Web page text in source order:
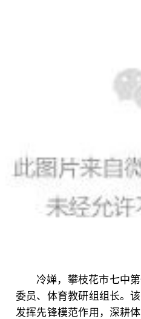
冷婵，攀枝花市七中
委员、体育教研组组长。
发挥先锋模范作用，深耕